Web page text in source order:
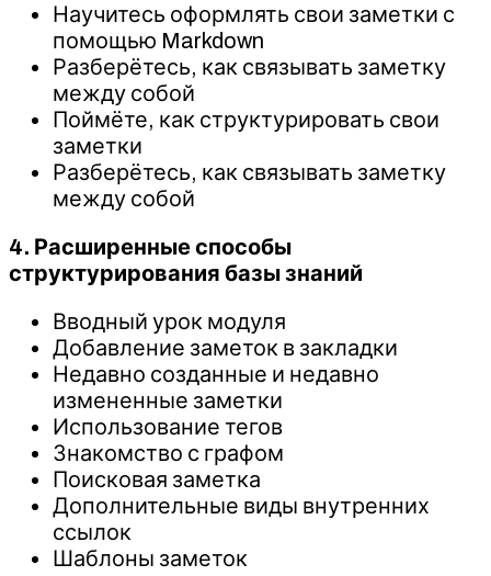
Научитесь оформлять свои заметки с
помощью Markdown
Разберётесь, как связывать заметку
между собой
Поймёте, как структурировать свои
заметки
Разберётесь, как связывать заметку
между собой
4. Расширенные способы
структурирования базы знаний
Вводный урок модуля
Добавление заметок в закладки
Недавно созданные и недавно
измененные заметки
Использование тегов
Знакомство с графом
Поисковая заметка
Дополнительные виды внутренних
ссылок
Шаблоны заметок